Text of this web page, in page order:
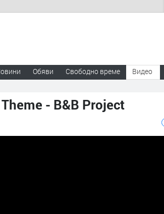
Обяви Свободно време Видео
- B&B Project